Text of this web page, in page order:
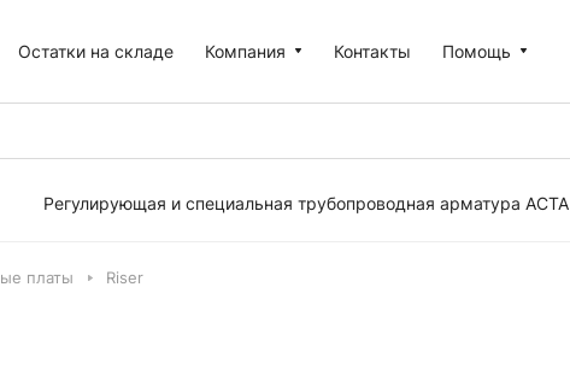
Остатки на складе Компания Контакты Помощь
Регулирующая и специальная трубопроводная арматура АСТА
платы Riser